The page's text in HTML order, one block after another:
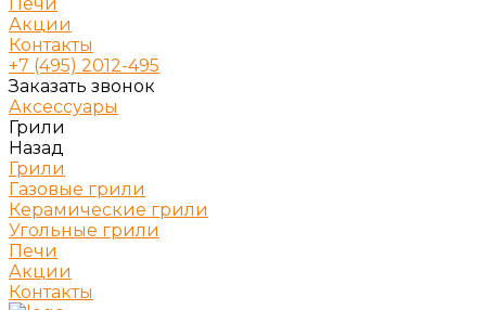
Акции
Контакты
+7 (495) 2012-495
Заказать звонок
Аксессуары
Грили
Назад
Грили
Газовые грили
Керамические грили
Угольные грили
Печи
Акции
Контакты